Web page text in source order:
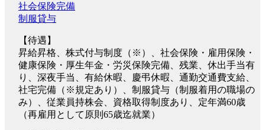
社会保険完備
制服貸与
【待遇】
昇給昇格、株式付与制度（※）、社会保険・雇用保険・
健康保険・厚生年金・労災保険完備、残業、休出手当有
り、深夜手当、有給休暇、慶弔休暇、通勤交通費支給、
社宅完備（※規定あり）、制服貸与（制服着用の職場の
み）、従業員持株会、資格取得制度あり、定年満60歳
（再雇用として原則65歳迄就業）